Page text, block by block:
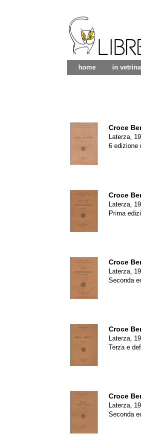
home in vetrina
Croce
Laterza,
6 edizione
Croce
Laterza,
Prima
Croce
Laterza,
Seconda
Croce
Laterza,
Terza e
Croce
Laterza,
Seconda